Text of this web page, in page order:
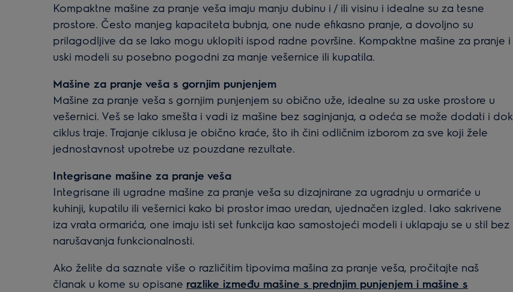
Kompaktne mašine za pranje veša imaju manju dubinu i / ili visinu i idealne su za tesne
prostore. Često manjeg kapaciteta bubnja, one nude efikasno pranje, a dovoljno su
prilagodljive da se lako mogu uklopiti ispod radne površine. Kompaktne mašine za pranje i
uski modeli su posebno pogodni za manje vešernice ili kupatila.
Mašine za pranje veša s gornjim punjenjem
Mašine za pranje veša s gornjim punjenjem su obično uže, idealne su za uske prostore u
vešernici. Veš se lako smešta i vadi iz mašine bez saginjanja, a odeća se može dodati i dok
ciklus traje. Trajanje ciklusa je obično kraće, što ih čini odličnim izborom za sve koji žele
jednostavnost upotrebe uz pouzdane rezultate.
Integrisane mašine za pranje veša
Integrisane ili ugradne mašine za pranje veša su dizajnirane za ugradnju u ormariće u
kuhinji, kupatilu ili vešernici kako bi prostor imao uredan, ujednačen izgled. Iako sakrivene
iza vrata ormarića, one imaju isti set funkcija kao samostojeći modeli i uklapaju se u stil bez
narušavanja funkcionalnosti.
Ako želite da saznate više o različitim tipovima mašina za pranje veša, pročitajte naš
članak u kome su opisane razlike između mašine s prednjim punjenjem i mašine s